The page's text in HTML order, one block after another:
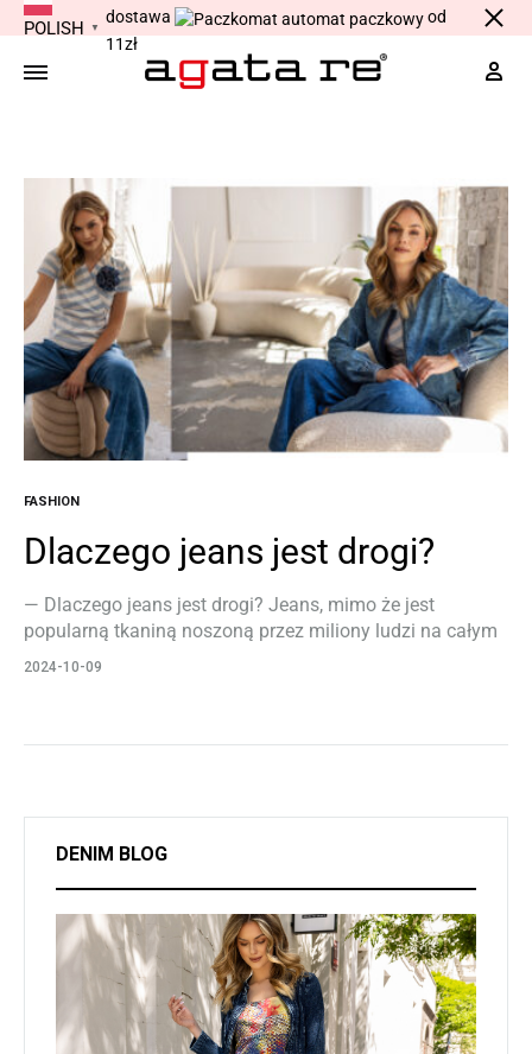
POLISH ▼
dostawa
od
11zł
FASHION
Dlaczego jeans jest drogi?
— Dlaczego jeans jest drogi? Jeans, mimo że jest
popularną tkaniną noszoną przez miliony ludzi na całym
świecie, może być kosztowny, a jego cena wynika z kilku
2024-10-09
DENIM BLOG